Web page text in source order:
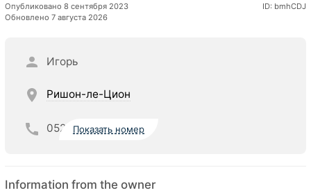
Опубликовано 8 сентября 2023
Обновлено 7 августа 2026
ID: bmhCDJ
Игорь
Ришон-ле-Цион
052 Показать номер
Information from the owner